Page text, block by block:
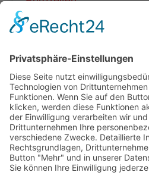
Mo – Do: 8:00 – 14:00 Uhr
Termine außerhalb unserer
nach Absprache.
Folgt uns auf facebook